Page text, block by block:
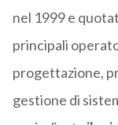
nel 1999 e
principali
progettazione,
gestione di